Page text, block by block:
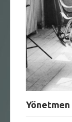
Yönetmen